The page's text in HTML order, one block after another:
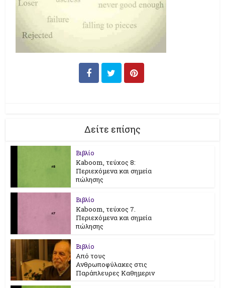
Δείτε επίσης
Βιβλίο
Kaboom, τεύχος 8:
Περιεχόμενα και σημεία
πώλησης
Βιβλίο
Kaboom, τεύχος 7.
Περιεχόμενα και σημεία
πώλησης
Βιβλίο
Από τους
Ανθρωποφύλακες στις
Παράπλευρες Καθημεριν